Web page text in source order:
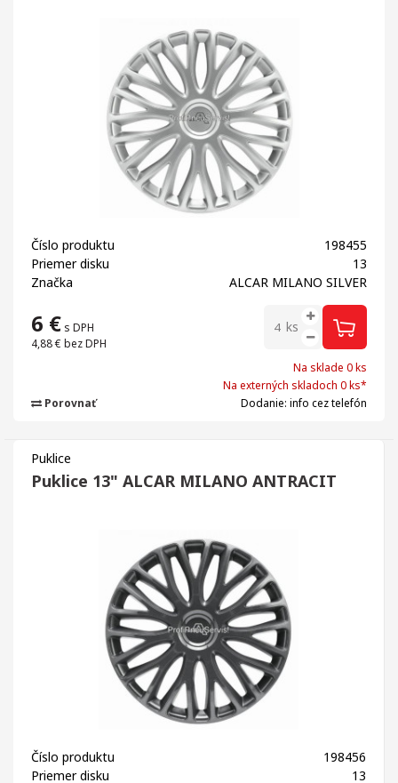
Číslo produktu
198455
Priemer disku
13
Značka
ALCAR MILANO SILVER
6 € s DPH
4,88 € bez DPH
ks
Na sklade 0 ks
Na externých skladoch 0 ks*
Dodanie: info cez telefón
Porovnať
Puklice
Puklice 13" ALCAR MILANO ANTRACIT
Číslo produktu
198456
Priemer disku
13